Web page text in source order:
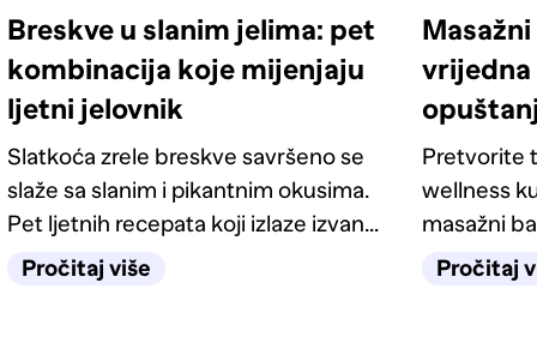
Breskve u slanim jelima: pet
kombinacija koje mijenjaju
ljetni jelovnik
Slatkoća zrele breskve savršeno se
slaže sa slanim i pikantnim okusima.
Pet ljetnih recepata koji izlaze izvan
kategorije deserta.
Pročitaj više
vrijedna
Pretvorite
wellness
masažni
Pročitaj